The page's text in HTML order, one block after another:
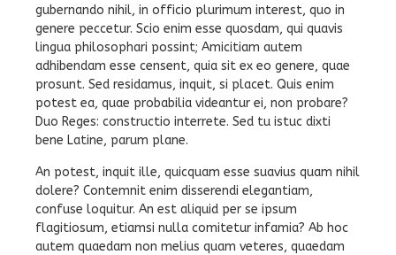
gubernando nihil, in officio plurimum interest, quo in
genere peccetur. Scio enim esse quosdam, qui quavis
lingua philosophari possint; Amicitiam autem
adhibendam esse censent, quia sit ex eo genere, quae
prosunt. Sed residamus, inquit, si placet. Quis enim
potest ea, quae probabilia videantur ei, non probare?
Duo Reges: constructio interrete. Sed tu istuc dixti
bene Latine, parum plane.
An potest, inquit ille, quicquam esse suavius quam nihil
dolere? Contemnit enim disserendi elegantiam,
confuse loquitur. An est aliquid per se ipsum
flagitiosum, etiamsi nulla comitetur infamia? Ab hoc
autem quaedam non melius quam veteres, quaedam